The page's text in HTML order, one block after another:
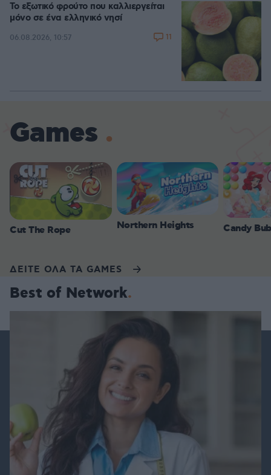
Το εξωτικό φρούτο που καλλιεργείται
μόνο σε ένα ελληνικό νησί
06.08.2026, 10:57 11
Games
Cut The Rope Northern Heights Candy
ΔΕΙΤΕ ΟΛΑ ΤΑ GAMES
Best of Network